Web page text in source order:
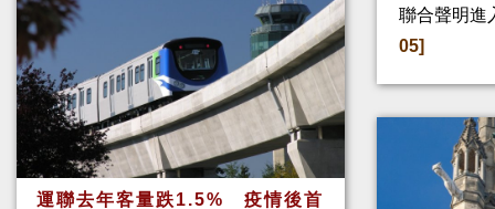
運聯去年客量跌1.5% 疫情後首
聯合聲明進
05]